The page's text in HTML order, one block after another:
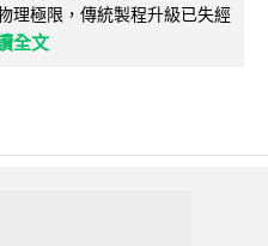
理極限，傳統製程升級已失經
全文